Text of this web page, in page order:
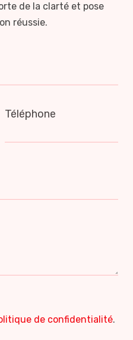
de la clarté et pose
réussie.
Téléphone
de confidentialité.